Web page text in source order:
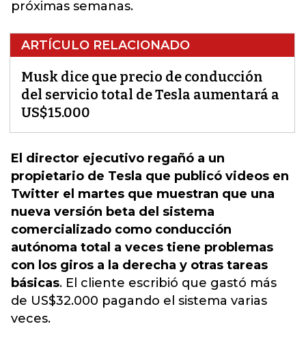
próximas semanas.
ARTÍCULO RELACIONADO
Musk dice que precio de conducción
del servicio total de Tesla aumentará a
US$15.000
El director ejecutivo regañó a un
propietario de Tesla que publicó videos en
Twitter el martes que muestran que una
nueva versión beta del sistema
comercializado como conducción
autónoma total a veces tiene problemas
con los giros a la derecha y otras tareas
básicas. El cliente escribió que gastó más
de US$32.000 pagando el sistema varias
veces.